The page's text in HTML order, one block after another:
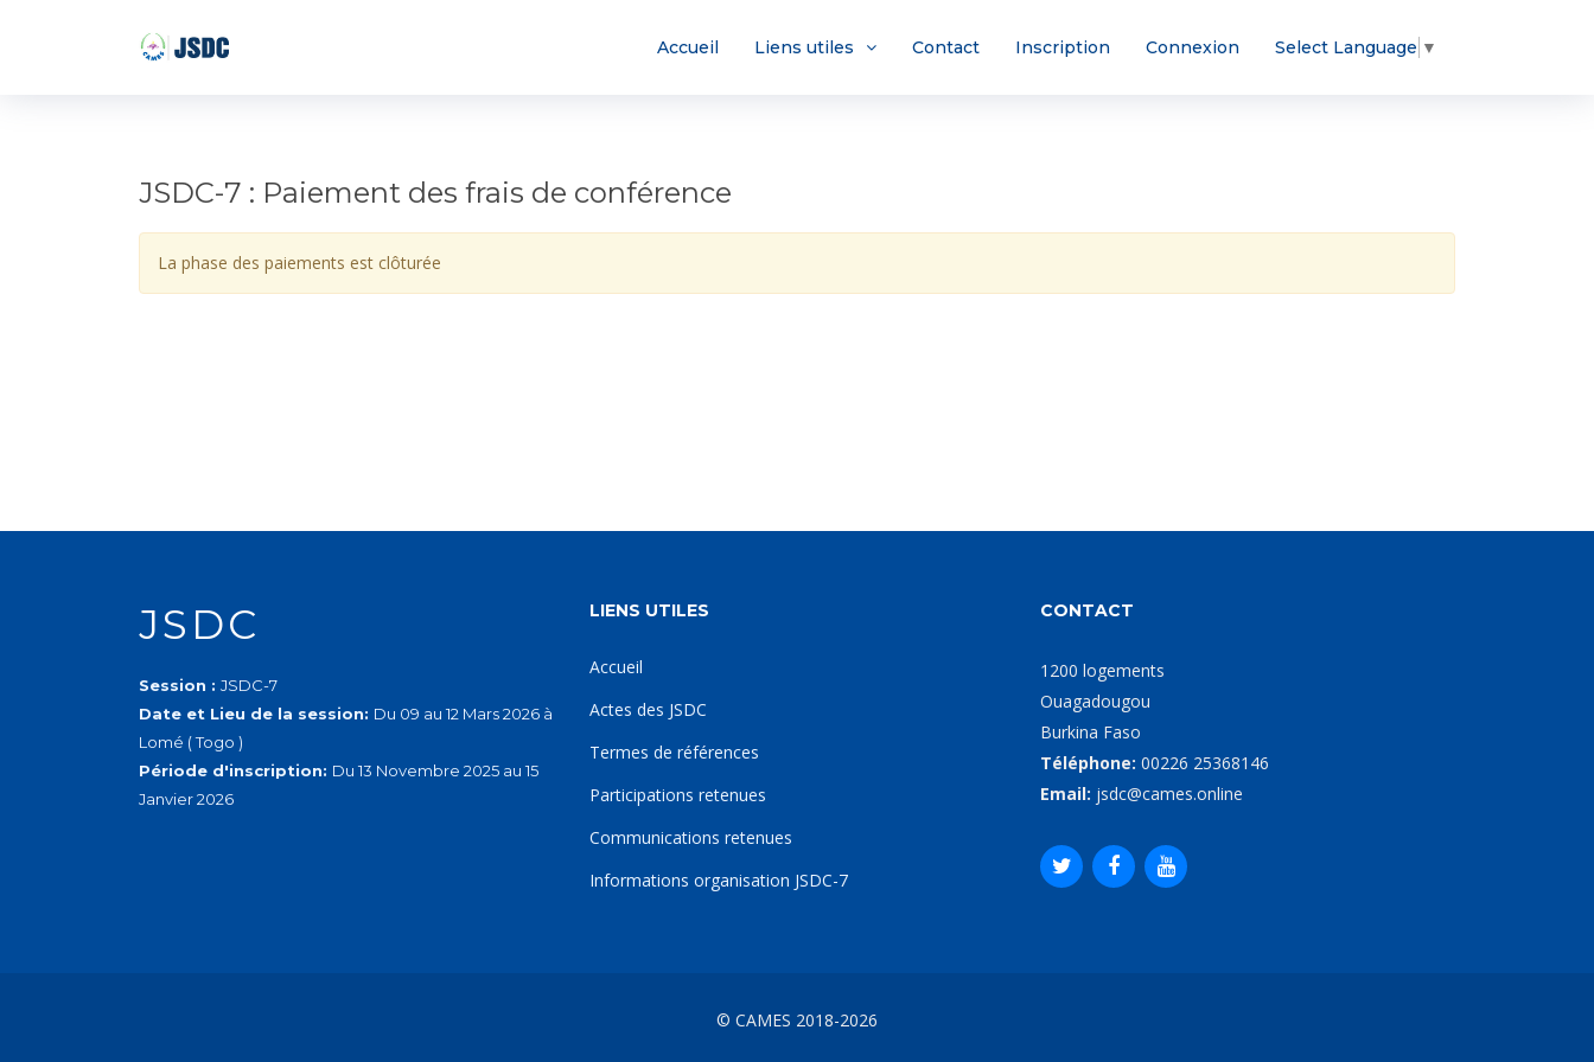
Accueil Liens utiles Contact Inscription Connexion Select Language ▼
JSDC-7 : Paiement des frais de conférence
La phase des paiements est clôturée
JSDC
Session : JSDC-7
Date et Lieu de la session: Du 09 au 12 Mars 2026 à
Lomé ( Togo )
Période d'inscription: Du 13 Novembre 2025 au 15
Janvier 2026
LIENS UTILES
Accueil
Actes des JSDC
Termes de références
Participations retenues
Communications retenues
Informations organisation JSDC-7
CONTACT
1200 logements
Ouagadougou
Burkina Faso
Téléphone: 00226 25368146
Email: jsdc@cames.online
© CAMES 2018-2026